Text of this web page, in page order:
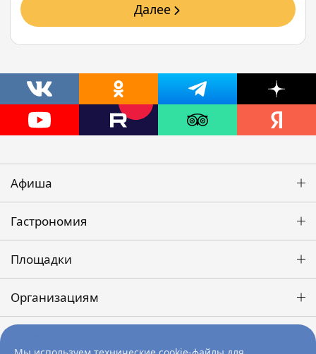
Далее
Афиша
Гастрономия
Площадки
Организациям